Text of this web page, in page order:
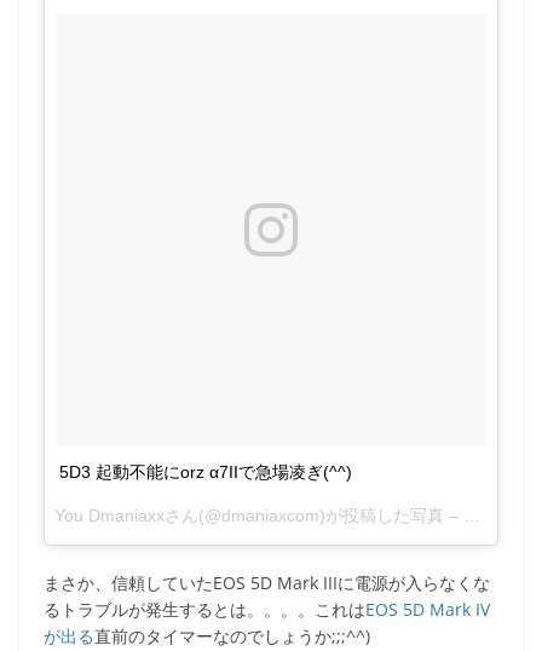
5D3 起動不能にorz α7IIで急場凌ぎ(^^)
You Dmaniaxxさん(@dmaniaxcom)が投稿した写真 – 2016 7月
まさか、信頼していたEOS 5D Mark IIIに電源が入らなくな
るトラブルが発生するとは。。。。これはEOS 5D Mark IV
が出る直前のタイマーなのでしょうか;;;^^)